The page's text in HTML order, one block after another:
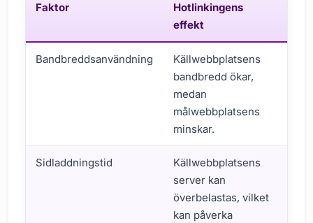
Faktor
Hotlinkingens
effekt
Bandbreddsanvändning
Källwebbplatsens
bandbredd ökar,
medan
målwebbplatsens
minskar.
Sidladdningstid
Källwebbplatsens
server kan
överbelastas, vilket
kan påverka